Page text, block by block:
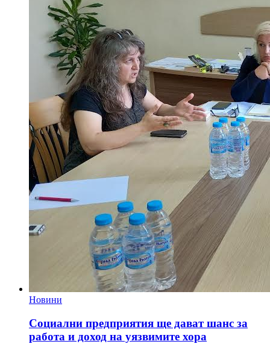
Новини
Социални предприятия ще дават шанс за
работа и доход на уязвимите хора